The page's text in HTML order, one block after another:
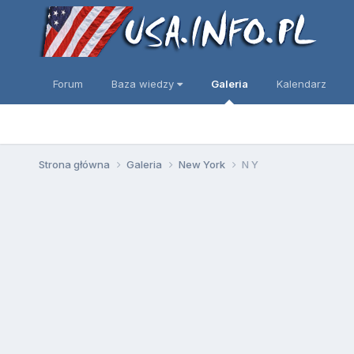
Forum Baza wiedzy Galeria Kalendarz
Strona główna Galeria New York N Y